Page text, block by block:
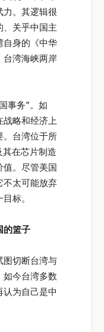
力。其逻辑很
、关乎中国主
自身的《中华
台湾海峡两岸
事务”。如
战略和经济上
。台湾位于所
其在芯片制造
值。尽管美国
不太可能放弃
标。
的篮子
图切断台湾与
如今台湾多数
为自己是中